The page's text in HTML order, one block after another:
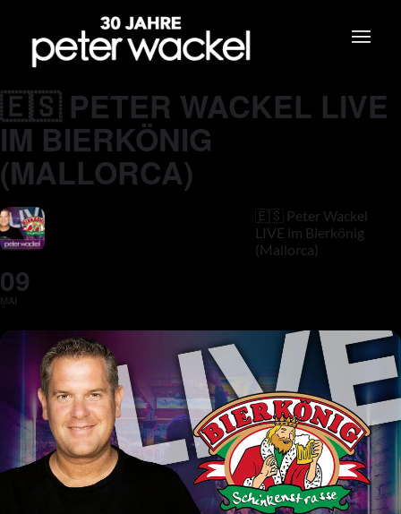
🇪🇸 PETER WACKEL LIVE
IM BIERKÖNIG
(MALLORCA)
09
MAI
🇪🇸 Peter Wackel
LIVE im Bierkönig
(Mallorca)